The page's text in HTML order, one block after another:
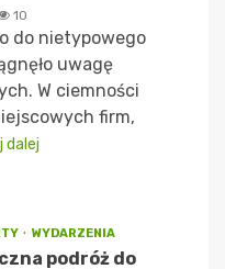
10
do nietypowego
uwagę
W ciemności
firm,
dalej
WYDARZENIA
podróż do